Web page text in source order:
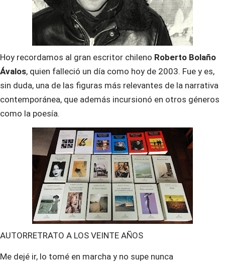
Hoy recordamos al gran escritor chileno Roberto Bolaño
Ávalos, quien falleció un día como hoy de 2003. Fue y es,
sin duda, una de las figuras más relevantes de la narrativa
contemporánea, que además incursionó en otros géneros
como la poesía.
AUTORRETRATO A LOS VEINTE AÑOS
Me dejé ir, lo tomé en marcha y no supe nunca